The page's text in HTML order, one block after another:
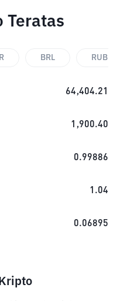
Teratas
BRL RUB
64,404.21
1,900.40
0.99886
1.04
0.06895